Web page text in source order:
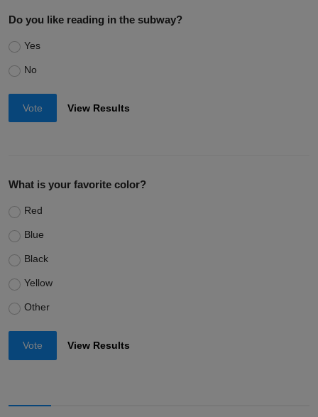
Do you like reading in the subway?
Yes
No
Vote View Results
What is your favorite color?
Red
Blue
Black
Yellow
Other
Vote View Results